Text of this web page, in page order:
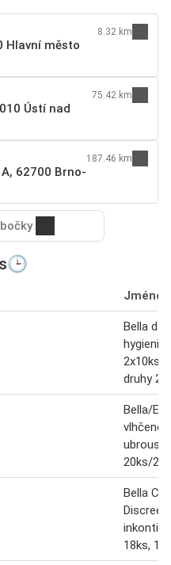
Hlavní město
8.32 km
Ústí nad
75.42 km
62700 Brno-
187.46 km
Jméno
Bella
2x10ks,
druhy
Bella/
vlhčené
20ks/
Bella
Discreet
18ks,